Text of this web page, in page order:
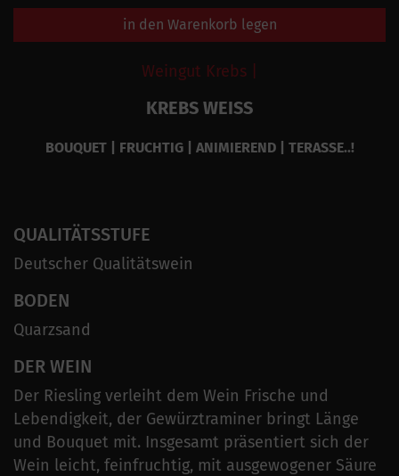
in den Warenkorb legen
Weingut Krebs |
KREBS WEISS
BOUQUET | FRUCHTIG | ANIMIEREND | TERASSE..!
QUALITÄTSSTUFE
Deutscher Qualitätswein
BODEN
Quarzsand
DER WEIN
Der Riesling verleiht dem Wein Frische und
Lebendigkeit, der Gewürztraminer bringt Länge
und Bouquet mit. Insgesamt präsentiert sich der
Wein leicht, feinfruchtig, mit ausgewogener Säure